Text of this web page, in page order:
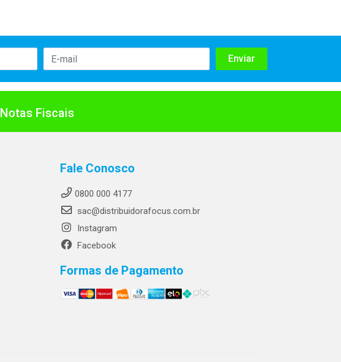
Notas Fiscais
Fale Conosco
0800 000 4177
sac@distribuidorafocus.com.br
Instagram
Facebook
Formas de Pagamento